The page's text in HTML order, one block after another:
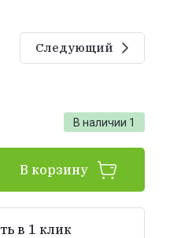
Следующий
В наличии 1
В корзину
в 1 клик